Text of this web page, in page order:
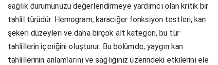
sağlık durumunuzu değerlendirmeye yardımcı olan kritik bir
tahlil türüdür. Hemogram, karaciğer fonksiyon testleri, kan
şekeri düzeyleri ve daha birçok alt kategori, bu tür
tahlillerin içeriğini oluşturur. Bu bölümde, yaygın kan
tahlillerinin anlamlarını ve sağlığınız üzerindeki etkilerini ele